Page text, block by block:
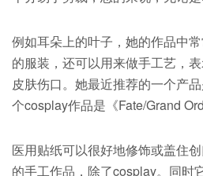
例如耳朵上的叶子，她的作品中
的服装，还可以用来做手工艺，
皮肤伤口。她最近推荐的一个产
个cosplay作品是《Fate/Grand
医用贴纸可以很好地修饰或盖住
的手工作品，除了cosplay。同时